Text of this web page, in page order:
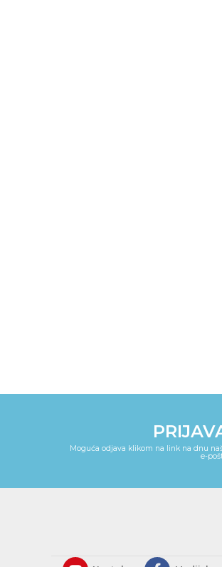
Moguća odjava klikom na link na dnu
e-